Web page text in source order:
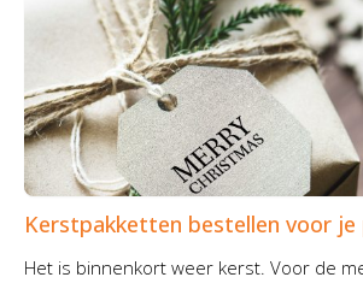
Kerstpakketten bestellen voor je
Het is binnenkort weer kerst. Voor de